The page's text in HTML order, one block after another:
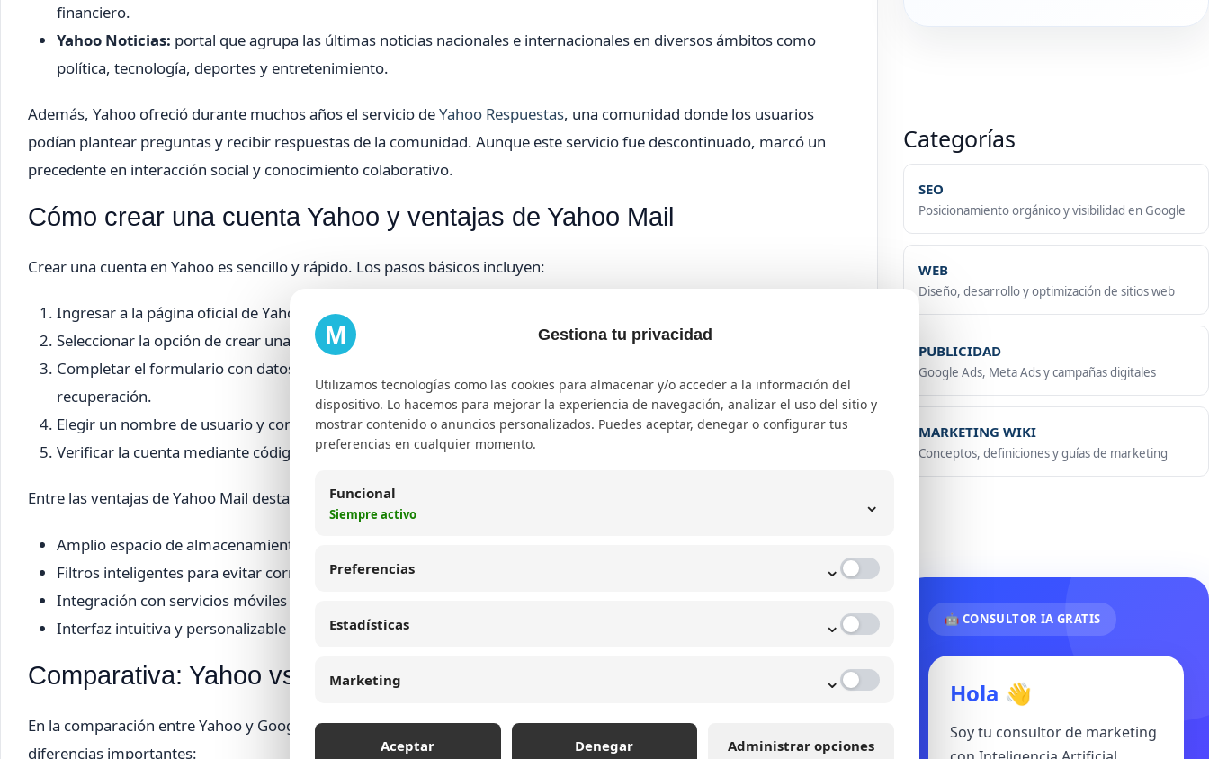
financiero.
Yahoo Noticias: portal que agrupa las últimas noticias nacionales e internacionales en diversos ámbitos como
política, tecnología, deportes y entretenimiento.
Además, Yahoo ofreció durante muchos años el servicio deYahoo Respuestas, una comunidad donde los usuarios
podían plantear preguntas y recibir respuestas de la comunidad. Aunque este servicio fue descontinuado, marcó un
precedente en interacción social y conocimiento colaborativo.
Cómo crear una cuenta Yahoo y ventajas de Yahoo Mail
Crear una cuenta en Yahoo es sencillo y rápido. Los pasos básicos incluyen:
Ingresar a la página oficial de Yahoo Mail.
Seleccionar la opción de crear una cuenta nueva.
Completar el formulario con datos personales como nombre, fecha de nacimiento y número telefónico para
recuperación.
Elegir un nombre de usuario y contraseña seguros.
Verificar la cuenta mediante código enviado al correo alternativo o teléfono.
Entre las ventajas de Yahoo Mail destacan:
Amplio espacio de almacenamiento gratuito.
Filtros inteligentes para evitar correos no deseados.
Integración con servicios móviles y aplicaciones externas.
Interfaz intuitiva y personalizable para mejorar la experiencia de usuario.
Comparativa: Yahoo vs Google
En la comparación entre Yahoo y Google, ambos son gigantes tecnológicos que ofrecen servicios similares, pero con
diferencias importantes:
Categorías
SEO
Posicionamiento orgánico y visibilidad en Google
WEB
Diseño, desarrollo y optimización de sitios web
PUBLICIDAD
Google Ads, Meta Ads y campañas digitales
MARKETING WIKI
Conceptos, definiciones y guías de marketing
🤖 CONSULTOR IA GRATIS
Hola 👋
Soy tu consultor de marketing
M Gestiona tu privacidad
Utilizamos tecnologías como las cookies para almacenar y/o acceder a la información del
dispositivo. Lo hacemos para mejorar la experiencia de navegación, analizar el uso del sitio y
mostrar contenido o anuncios personalizados. Puedes aceptar, denegar o configurar tus
preferencias en cualquier momento.
Funcional
Siempre activo ⌄
Preferencias ⌄
Estadísticas ⌄
Marketing ⌄
Aceptar Denegar Administrar opciones